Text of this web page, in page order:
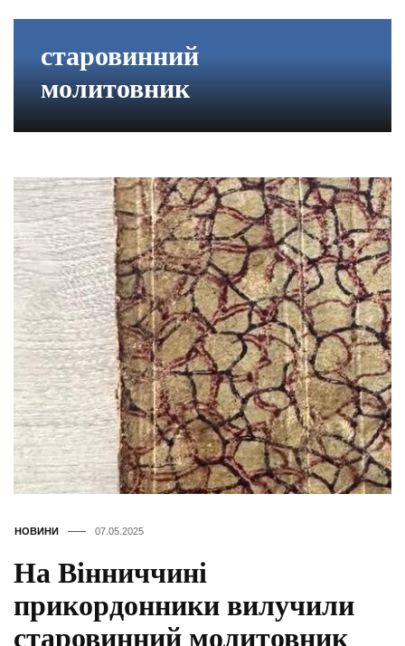
старовинний
молитовник
НОВИНИ 07.05.2025
На Вінниччині
прикордонники вилучили
старовинний молитовник